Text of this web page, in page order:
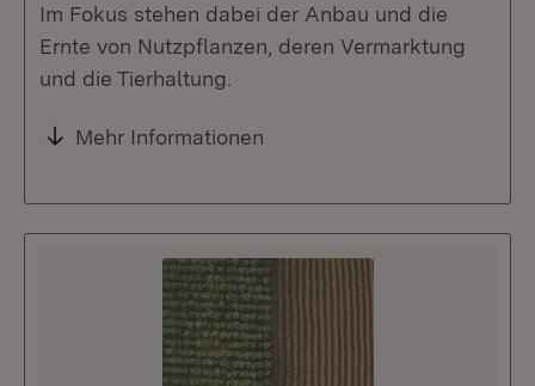
Im Fokus stehen dabei der Anbau und die
Ernte von Nutzpflanzen, deren Vermarktung
und die Tierhaltung.
Mehr Informationen